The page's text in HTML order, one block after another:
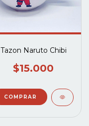
Tazon Naruto Chibi
$15.000